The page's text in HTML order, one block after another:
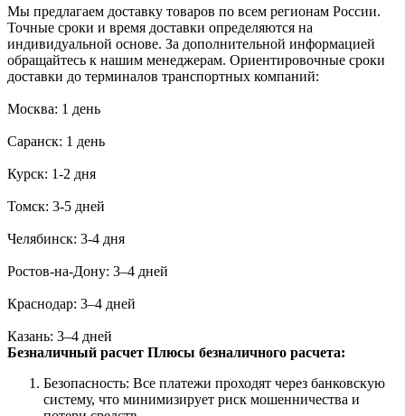
Мы предлагаем доставку товаров по всем регионам России.
Точные сроки и время доставки определяются на
индивидуальной основе. За дополнительной информацией
обращайтесь к нашим менеджерам. Ориентировочные сроки
доставки до терминалов транспортных компаний:
Москва: 1 день
Саранск: 1 день
Курск: 1-2 дня
Томск: 3-5 дней
Челябинск: 3-4 дня
Ростов-на-Дону: 3–4 дней
Краснодар: 3–4 дней
Казань: 3–4 дней
Безналичный расчет Плюсы безналичного расчета:
Безопасность: Все платежи проходят через банковскую
систему, что минимизирует риск мошенничества и